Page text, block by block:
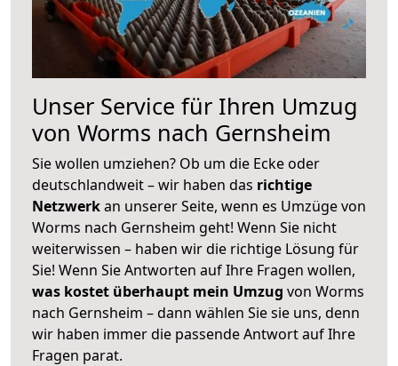
Unser Service für Ihren Umzug
von Worms nach Gernsheim
Sie wollen umziehen? Ob um die Ecke oder
deutschlandweit – wir haben das richtige
Netzwerkan unserer Seite, wenn es Umzüge von
Worms nach Gernsheim geht! Wenn Sie nicht
weiterwissen – haben wir die richtige Lösung für
Sie! Wenn Sie Antworten auf Ihre Fragen wollen,
was kostet überhaupt mein Umzug von Worms
nach Gernsheim – dann wählen Sie sie uns, denn
wir haben immer die passende Antwort auf Ihre
Fragen parat.